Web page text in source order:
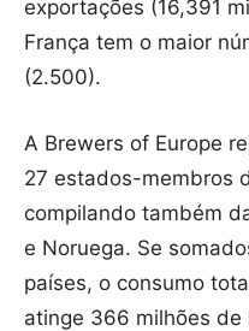
exportações (16,391
França tem o maior
(2.500).
A Brewers of Europe
27 estados-membros
compilando também
e Noruega. Se
países, o consumo
atinge 366 milhões de